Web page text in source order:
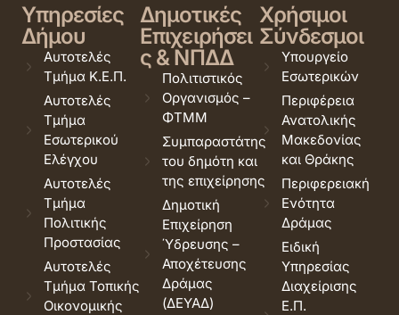
Υπηρεσίες
Δήμου
Αυτοτελές
Τμήμα Κ.Ε.Π.
Αυτοτελές
Τμήμα
Εσωτερικού
Ελέγχου
Αυτοτελές
Τμήμα
Πολιτικής
Προστασίας
Αυτοτελές
Τμήμα Τοπικής
Οικονομικής
Δημοτικές
Επιχειρήσει
ς & ΝΠΔΔ
Πολιτιστικός
Οργανισμός –
ΦΤΜΜ
Συμπαραστάτης
του δημότη και
της επιχείρησης
Δημοτική
Επιχείρηση
Ύδρευσης –
Αποχέτευσης
Δράμας
(ΔΕΥΑΔ)
Χρήσιμοι
Σύνδεσμοι
Υπουργείο
Εσωτερικών
Περιφέρεια
Ανατολικής
Μακεδονίας
και Θράκης
Περιφερειακή
Ενότητα
Δράμας
Ειδική
Υπηρεσίας
Διαχείρισης
Ε.Π.